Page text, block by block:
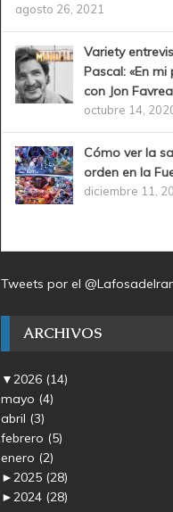
agosto 26, 2021
Variety
Pascal: «En
con Jon
octubre 14,
Cómo ver la
orden en la
diciembre 11,
Tweets por el
ARCHIVOS
▼2026 (14)
mayo (4)
abril (3)
febrero (5)
enero (2)
►2025 (28)
►2024 (28)